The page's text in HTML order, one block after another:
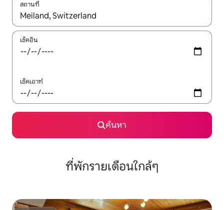
สถานที่
ใช้ลูกศรขึ้นลง หรือใช้การสัมผัสหรือปัด เพื่อสำรวจผลการค้นหา
เช็คอิน
เช็คเอาท์
ค้นหา
ที่พักรายเดือนใกล้ๆ